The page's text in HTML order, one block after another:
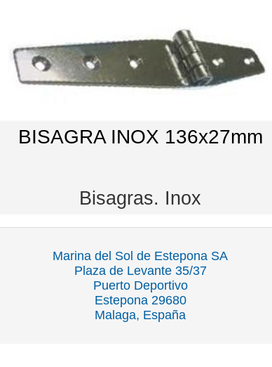
BISAGRA INOX 136x27mm
Bisagras. Inox
Marina del Sol de Estepona SA
Plaza de Levante 35/37
Puerto Deportivo
Estepona 29680
Malaga, España